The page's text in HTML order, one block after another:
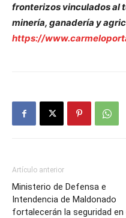
fronterizos vinculados al
minería, ganadería y
https://
Artículo anterior
Ministerio de Defensa e
Intendencia de Maldonado
fortalecerán la seguridad en